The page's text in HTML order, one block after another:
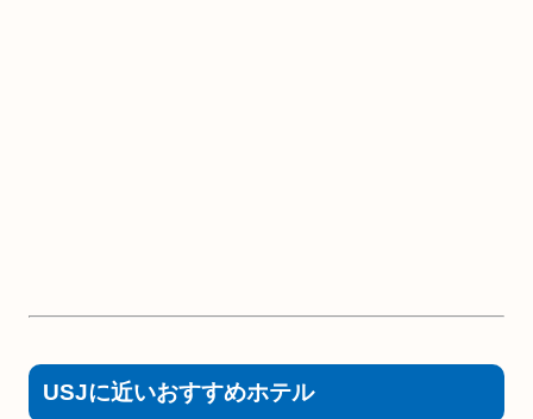
USJに近いおすすめホテル